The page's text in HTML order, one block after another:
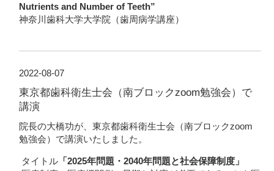
Nutrients and Number of Teeth”
神奈川歯科大学大学院（歯周病学講座）
2022-08-07
東京都歯科衛生士会（南ブロックzoom勉強会）で
講演
院長の大橋功が、東京都歯科衛生士会（南ブロックzoom
勉強会）で講演いたしました。
タイトル 「2025年問題・2040年問題と社会保障制度」